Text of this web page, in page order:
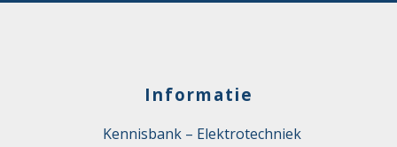
Informatie
Kennisbank – Elektrotechniek